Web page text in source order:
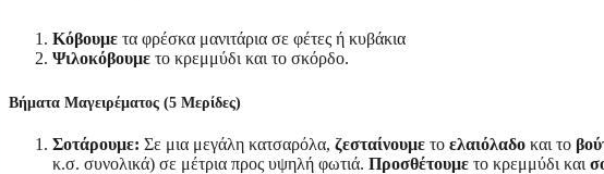
Κόβουμετα φρέσκα μανιτάρια σε φέτες ή κυβάκια
Ψιλοκόβουμετο κρεμμύδι και το σκόρδο.
Βήματα Μαγειρέματος (5 Μερίδες)
Σοτάρουμε: Σε μια μεγάλη κατσαρόλα, ζεσταίνουμετο ελαιόλαδοκαι το
κ.σ. συνολικά) σε μέτρια προς υψηλή φωτιά. Προσθέτουμετο κρεμμύδι και